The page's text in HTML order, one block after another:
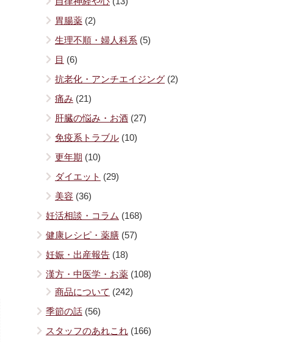
胃腸薬 (2)
生理不順・婦人科系 (5)
目 (6)
抗老化・アンチエイジング (2)
痛み (21)
肝臓の悩み・お酒 (27)
免疫系トラブル (10)
更年期 (10)
ダイエット (29)
美容 (36)
妊活相談・コラム (168)
健康レシピ・薬膳 (57)
妊娠・出産報告 (18)
漢方・中医学・お薬 (108)
商品について (242)
季節の話 (56)
スタッフのあれこれ (166)